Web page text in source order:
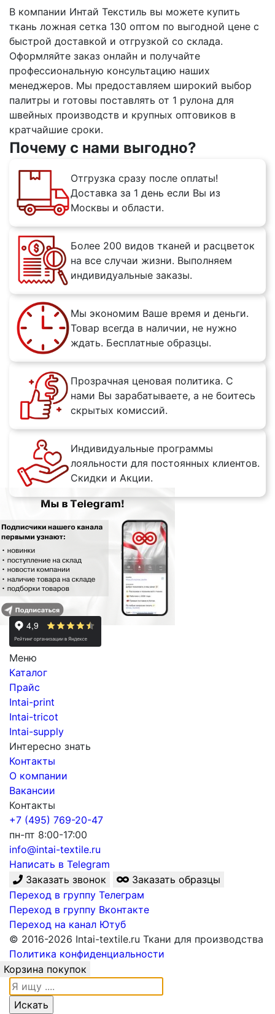
В компании Интай Текстиль вы можете купить
ткань ложная сетка 130 оптом по выгодной цене с
быстрой доставкой и отгрузкой со склада.
Оформляйте заказ онлайн и получайте
профессиональную консультацию наших
менеджеров. Мы предоставляем широкий выбор
палитры и готовы поставлять от 1 рулона для
швейных производств и крупных оптовиков в
кратчайшие сроки.
Почему с нами выгодно?
Отгрузка сразу после оплаты!
Доставка за 1 день если Вы из
Москвы и области.
Более 200 видов тканей и расцветок
на все случаи жизни. Выполняем
индивидуальные заказы.
Мы экономим Ваше время и деньги.
Товар всегда в наличии, не нужно
ждать. Бесплатные образцы.
Прозрачная ценовая политика. С
нами Вы зарабатываете, а не боитесь
скрытых комиссий.
Индивидуальные программы
лояльности для постоянных клиентов.
Скидки и Акции.
Меню
Каталог
Прайс
Intai-print
Intai-tricot
Intai-supply
Интересно знать
Контакты
О компании
Вакансии
Контакты
+7 (495) 769-20-47
пн-пт 8:00-17:00
info@intai-textile.ru
Написать в Telegram
Заказать звонок
Заказать образцы
Переход в группу Телеграм
Переход в группу Вконтакте
Переход на канал Ютуб
© 2016-2026 Intai-textile.ru Ткани для производства
Политика конфиденциальности
Корзина покупок